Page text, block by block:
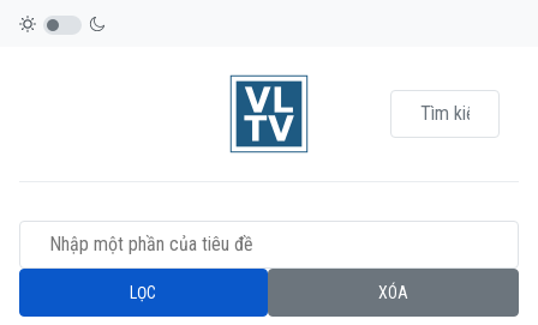
Nhập một phần của tiêu đề
LỌC XÓA